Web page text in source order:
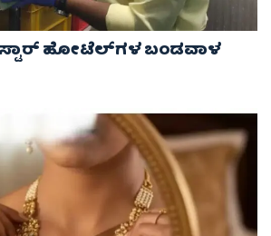
ಸ್ಟಾರ್​​​​ ಹೋಟೆಲ್​​​​ಗಳ ಬಂಡವಾಳ